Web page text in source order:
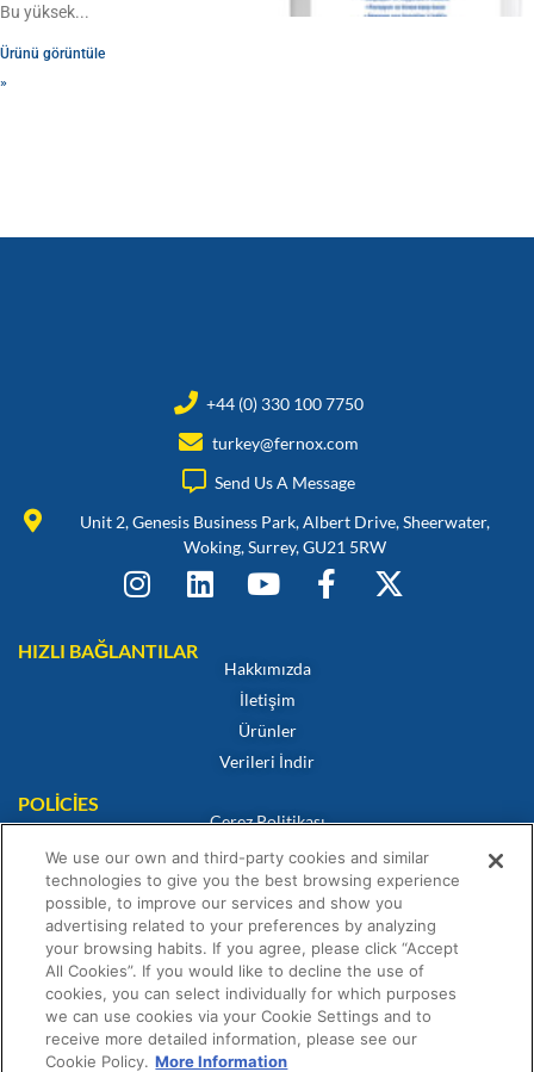
Bu yüksek
Ürünü görüntüle
»
+44 (0) 330 100 7750
turkey@fernox.com
Send Us A Message
Unit 2, Genesis Business Park, Albert Drive, Sheerwater,
Woking, Surrey, GU21 5RW
HIZLI BAĞLANTILAR
Hakkımızda
İletişim
Ürünler
Verileri İndir
POLICIES
Çerez Politikası
Gizlilik Politikası
Feragatname
Satış Hüküm ve Koşulları
Uygunluk Sertifikası
Garanti Beyanı
We use our own and third-party cookies and similar
technologies to give you the best browsing experience
possible, to improve our services and show you
advertising related to your preferences by analyzing
your browsing habits. If you agree, please click “Accept
All Cookies”. If you would like to decline the use of
cookies, you can select individually for which purposes
we can use cookies via your Cookie Settings and to
receive more detailed information, please see our
Cookie Policy. More Information